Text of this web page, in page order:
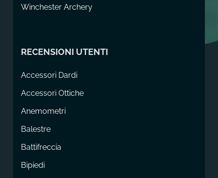
Winchester Archery
RECENSIONI UTENTI
Accessori Dardi
Accessori Ottiche
Anemometri
Balestre
Battifreccia
Bipiedi